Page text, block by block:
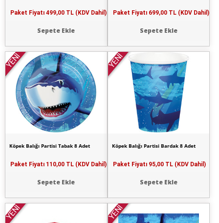
Paket Fiyatı 499,00 TL (KDV Dahil)
Sepete Ekle
Paket Fiyatı 699,00 TL (KDV Dahil)
Sepete Ekle
YENİ
Köpek Balığı Partisi Tabak 8 Adet
Paket Fiyatı 110,00 TL (KDV Dahil)
Sepete Ekle
YENİ
Köpek Balığı Partisi Bardak 8 Adet
Paket Fiyatı 95,00 TL (KDV Dahil)
Sepete Ekle
YENİ YENİ